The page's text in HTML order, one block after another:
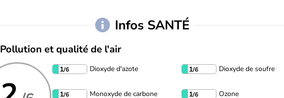
Infos SANTÉ
Pollution et qualité de l'air
1/6 Dioxyde d'azote 1/6 Dioxyde de soufre
1/6 Monoxyde de carbone 1/6 Ozone